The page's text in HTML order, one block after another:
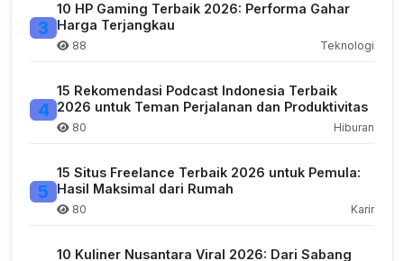
3
10 HP Gaming Terbaik 2026: Performa Gahar
Harga Terjangkau
88 Teknologi
4
15 Rekomendasi Podcast Indonesia Terbaik
2026 untuk Teman Perjalanan dan Produktivitas
80 Hiburan
5
15 Situs Freelance Terbaik 2026 untuk Pemula:
Hasil Maksimal dari Rumah
80 Karir
10 Kuliner Nusantara Viral 2026: Dari Sabang